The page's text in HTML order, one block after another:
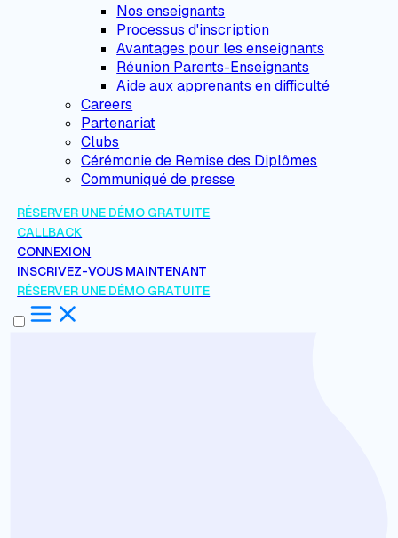
Nos enseignants
Processus d'inscription
Avantages pour les enseignants
Réunion Parents-Enseignants
Aide aux apprenants en difficulté
Careers
Partenariat
Clubs
Cérémonie de Remise des Diplômes
Communiqué de presse
RÉSERVER UNE DÉMO GRATUITE
CALLBACK
CONNEXION
INSCRIVEZ-VOUS MAINTENANT
RÉSERVER UNE DÉMO GRATUITE